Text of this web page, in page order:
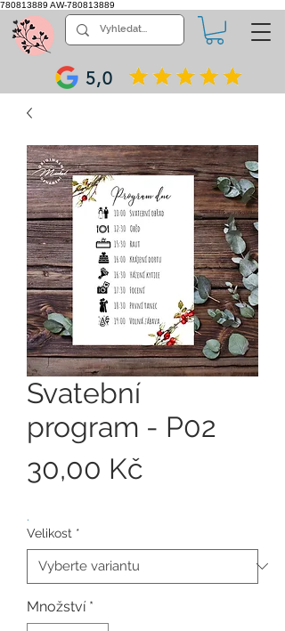
780813889 AW-780813889
5,0
Svatební
program - P02
30,00 Kč
.
Velikost *
Množství *